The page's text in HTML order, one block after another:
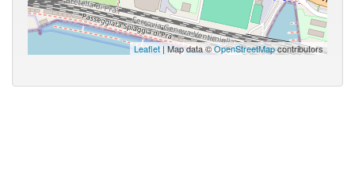
Leaflet| Map data ©OpenStreetMapcontributors